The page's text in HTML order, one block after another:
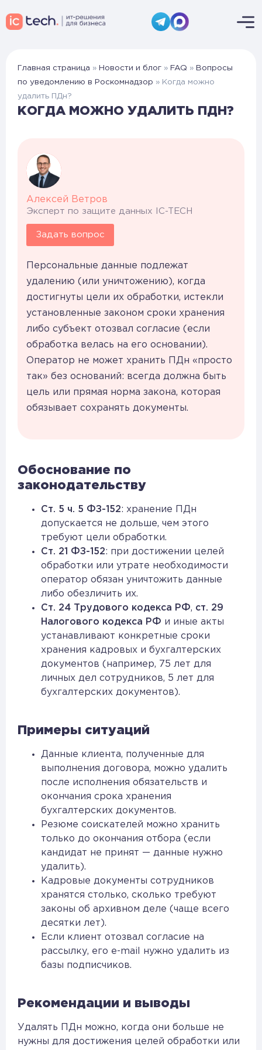
Главная страница » Новости и блог » FAQ » Вопросы
по уведомлению в Роскомнадзор » Когда можно
удалить ПДн?
КОГДА МОЖНО УДАЛИТЬ ПДН?
Алексей Ветров
Эксперт по защите данных IC-TECH
Задать вопрос
Персональные данные подлежат
удалению (или уничтожению), когда
достигнуты цели их обработки, истекли
установленные законом сроки хранения
либо субъект отозвал согласие (если
обработка велась на его основании).
Оператор не может хранить ПДн «просто
так» без оснований: всегда должна быть
цель или прямая норма закона, которая
обязывает сохранять документы.
Обоснование по
законодательству
Ст. 5 ч. 5 ФЗ-152: хранение ПДн
допускается не дольше, чем этого
требуют цели обработки.
Ст. 21 ФЗ-152: при достижении целей
обработки или утрате необходимости
оператор обязан уничтожить данные
либо обезличить их.
Ст. 24 Трудового кодекса РФ, ст. 29
Налогового кодекса РФ и иные акты
устанавливают конкретные сроки
хранения кадровых и бухгалтерских
документов (например, 75 лет для
личных дел сотрудников, 5 лет для
бухгалтерских документов).
Примеры ситуаций
Данные клиента, полученные для
выполнения договора, можно удалить
после исполнения обязательств и
окончания срока хранения
бухгалтерских документов.
Резюме соискателей можно хранить
только до окончания отбора (если
кандидат не принят — данные нужно
удалить).
Кадровые документы сотрудников
хранятся столько, сколько требуют
законы об архивном деле (чаще всего
десятки лет).
Если клиент отозвал согласие на
рассылку, его e-mail нужно удалить из
базы подписчиков.
Рекомендации и выводы
Удалять ПДн можно, когда они больше не
нужны для достижения целей обработки или